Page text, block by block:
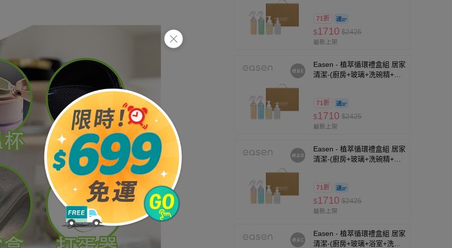
71折
$1710 $2425
最新上架
Easen - 植萃循環禮盒組 居家
清潔-(廚房+玻璃+洗碗精+洗
71折
$1710 $2425
最新上架
Easen - 植萃循環禮盒組 居家
清潔-(廚房+玻璃+洗碗精+洗
71折
$1710 $2425
最新上架
Easen - 植萃循環禮盒組 居家
清潔-(廚房+玻璃+浴室+洗手